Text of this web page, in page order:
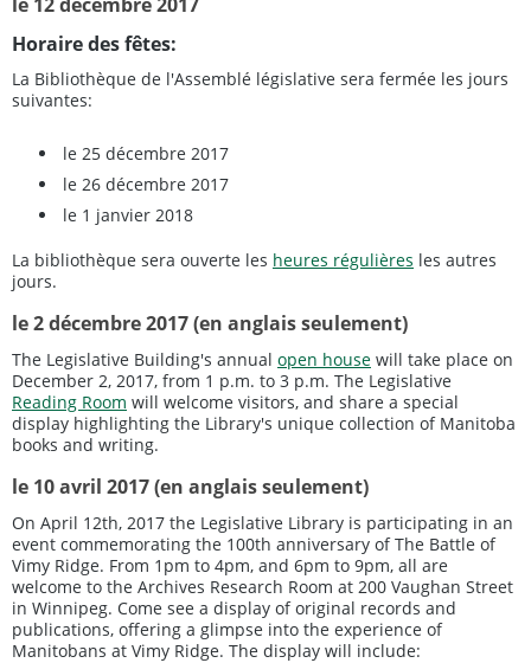
Horaire des fêtes:
La Bibliothèque de l'Assemblé législative sera fermée les jours
suivantes:
le 25 décembre 2017
le 26 décembre 2017
le 1 janvier 2018
La bibliothèque sera ouverte les heures régulières les autres
jours.
le 2 décembre 2017 (en anglais seulement)
The Legislative Building's annual open house will take place on
December 2, 2017, from 1 p.m. to 3 p.m. The Legislative
Reading Room will welcome visitors, and share a special
display highlighting the Library's unique collection of Manitoba
books and writing.
le 10 avril 2017 (en anglais seulement)
On April 12th, 2017 the Legislative Library is participating in an
event commemorating the 100th anniversary of The Battle of
Vimy Ridge. From 1pm to 4pm, and 6pm to 9pm, all are
welcome to the Archives Research Room at 200 Vaughan Street
in Winnipeg. Come see a display of original records and
publications, offering a glimpse into the experience of
Manitobans at Vimy Ridge. The display will include: